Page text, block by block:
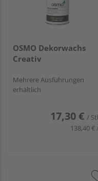
OSMO Dekorwachs
Creativ
Mehrere Ausführungen
erhältlich
17,30 € /
138,40 €